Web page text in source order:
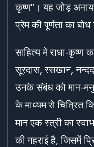
कृष्ण”। यह जोड़
प्रेम की पूर्णता का
साहित्य में राधा-कृष्ण
सूरदास, रसखान,
उनके संबंध को मान-
के माध्यम से चित्रित
मान एक स्त्री का
की गहराई है, जिसमें